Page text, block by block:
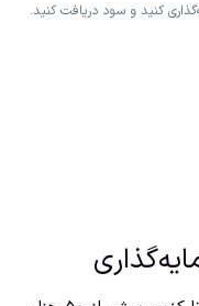
کنید و سود دریافت کنید.